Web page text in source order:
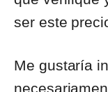
ser este
Me gustaría